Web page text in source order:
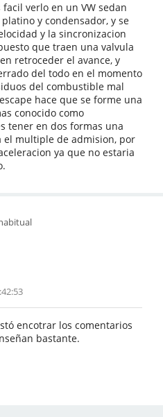
verlo en un VW sedan
y condensador, y se
y la sincronizacion
que traen una valvula
retroceder el avance, y
del todo en el momento
del combustible mal
hace que se forme una
conocido como
tener en dos formas una
el multiple de admision, por
ya que no estaria
encotrar los comentarios
bastante.